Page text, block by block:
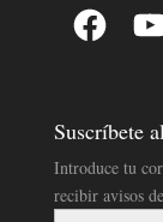
Facebook
Suscríbete
Introduce tu
recibir avisos